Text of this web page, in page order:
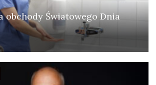
obchody Światowego Dnia